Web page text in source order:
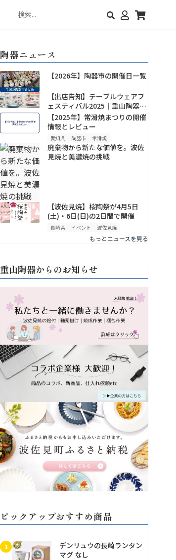
陶器ニュース
【2026年】陶器市の開催日一覧
【出店告知】テーブルウェアフ
ェスティバル2025｜重山陶器の
新作・人気波佐見焼を東京ドー
ムで！
【2025年】常滑焼まつりの開催
情報とレビュー
愛知県 陶器市 常滑焼
廃棄物から新たな価値を。波佐
見焼と美濃焼の挑戦
【波佐見焼】桜陶祭が4月5日
(土)・6日(日)の2日間で開催
長崎県 イベント 波佐見焼
もっとニュースを見る
重山陶器からのお知らせ
ピックアップおすすめ商品
1
デンリュウの長崎ランタン
マグ なし